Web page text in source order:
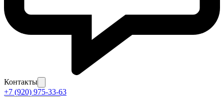
Контакты
+7 (920) 975-33-63